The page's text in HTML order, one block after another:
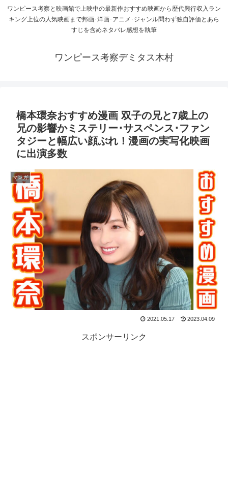
ワンピース考察と映画館で上映中の最新作おすすめ映画から歴代興行収入ラン
キング上位の人気映画まで邦画･洋画･アニメ･ジャンル問わず独自評価とあら
すじを含めネタバレ感想を執筆
ワンピース考察デミタス木村
橋本環奈おすすめ漫画 双子の兄と7歳上の
兄の影響かミステリー･サスペンス･ファン
タジーと幅広い顔ぶれ！漫画の実写化映画
に出演多数
マンガ
2021.05.17 2023.04.09
スポンサーリンク